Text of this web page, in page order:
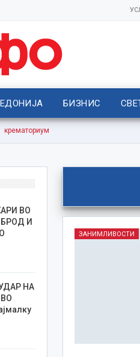
БИЗНИС
крематориум
ЗАНИМЛИВОСТИ
ВО
И
НА